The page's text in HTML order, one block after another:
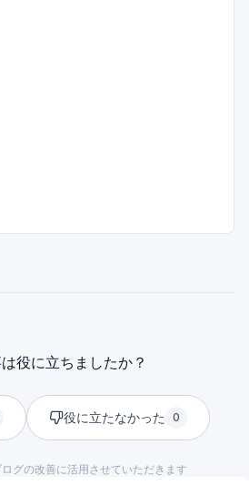
役に立ちましたか？
役に立たなかった 0
グの改善に活用させていただきます